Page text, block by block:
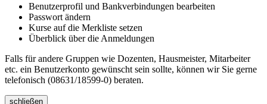
Benutzerprofil und Bankverbindungen bearbeiten
Passwort ändern
Kurse auf die Merkliste setzen
Überblick über die Anmeldungen
Falls für andere Gruppen wie Dozenten, Hausmeister, Mitarbeiter
etc. ein Benutzerkonto gewünscht sein sollte, können wir Sie gerne
telefonisch (08631/18599-0) beraten.
schließen